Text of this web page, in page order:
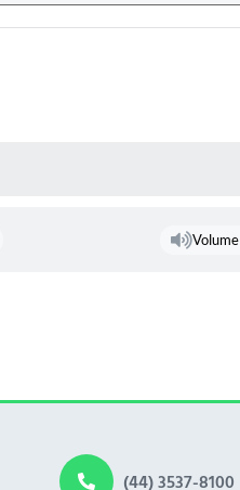
Volume
(44) 3537-8100